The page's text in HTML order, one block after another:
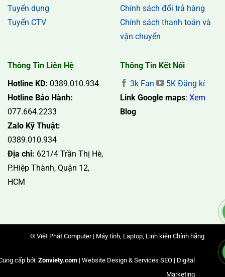
Tuyển dụng
Tuyển CTV
Chính sách đổi trả hàng
Chính sách thanh toán và
vận chuyển
Thông Tin Liên Hệ
Hotline KD: 0389.010.934
Hotline Bảo Hành:
077.664.2233
Zalo Kỹ Thuật:
0389.010.934
Địa chỉ: 621/4 Trần Thị Hè,
P.Hiệp Thành, Quận 12,
HCM
Thông Tin Kết Nối
3k Fan
5K Đăng kí
Link Google maps: Xem
Blog
© Việt Phát Computer | Máy tính, Laptop, Linh kiện Chính hãng
cấp bởi: Zonviety.com | Website Design & Services SEO | Digital
Marketing